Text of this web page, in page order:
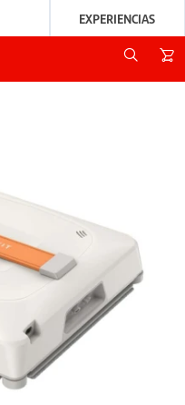
EXPERIENCIAS